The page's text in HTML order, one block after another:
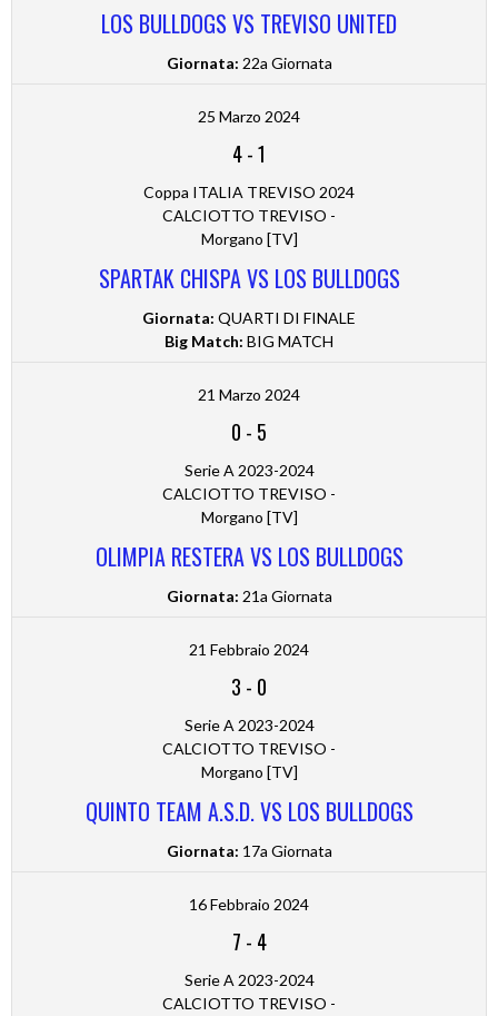
LOS BULLDOGS VS TREVISO UNITED
Giornata: 22a Giornata
25 Marzo 2024
4-1
Coppa ITALIA TREVISO 2024
CALCIOTTO TREVISO -
Morgano [TV]
SPARTAK CHISPA VS LOS BULLDOGS
Giornata: QUARTI DI FINALE
Big Match: BIG MATCH
21 Marzo 2024
0 - 5
Serie A 2023-2024
CALCIOTTO TREVISO -
Morgano [TV]
OLIMPIA RESTERA VS LOS BULLDOGS
Giornata: 21a Giornata
21 Febbraio 2024
3 - 0
Serie A 2023-2024
CALCIOTTO TREVISO -
Morgano [TV]
QUINTO TEAM A.S.D. VS LOS BULLDOGS
Giornata: 17a Giornata
16 Febbraio 2024
7 - 4
Serie A 2023-2024
CALCIOTTO TREVISO -